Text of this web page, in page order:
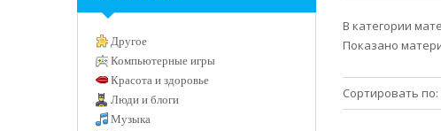
В категории
Показано
Сортировать по:
Другое
Компьютерные игры
Красота и здоровье
Люди и блоги
Музыка